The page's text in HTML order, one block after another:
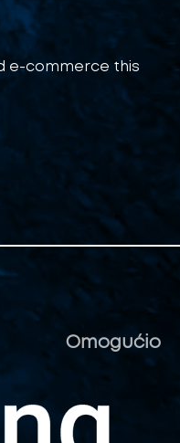
e-commerce this
Omogućio